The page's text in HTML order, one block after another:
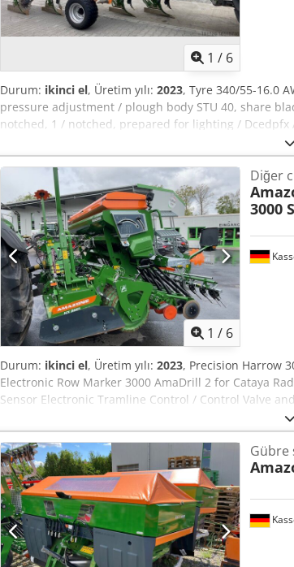
1 / 6
Durum: ikinci el, Üretim yılı: 2023, Tyre 340/55-16.0
pressure adjustment / plough body STU 40, share
notched, 1 / notched, prepared for lighting / Dcedpfx
1 / 6
Diğer
3000
Durum: ikinci el, Üretim yılı: 2023, Precision Harrow
Electronic Row Marker 3000 AmaDrill 2 for Cataya
Sensor Electronic Tramline Control / Control Valve
Gübre